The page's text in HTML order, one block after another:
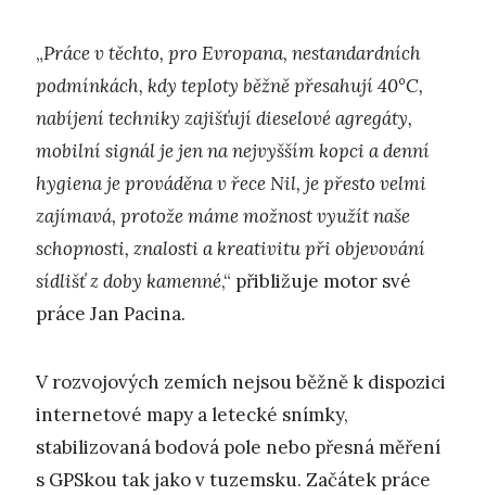
„Práce v těchto, pro Evropana, nestandardních
podmínkách, kdy teploty běžně přesahují 40°C,
nabíjení techniky zajišťují dieselové agregáty,
mobilní signál je jen na nejvyšším kopci a denní
hygiena je prováděna v řece Nil, je přesto velmi
zajímavá, protože máme možnost využít naše
schopnosti, znalosti a kreativitu při objevování
sídlišť z doby kamenné,“ přibližuje motor své
práce Jan Pacina.
V rozvojových zemích nejsou běžně k dispozici
internetové mapy a letecké snímky,
stabilizovaná bodová pole nebo přesná měření
s GPSkou tak jako v tuzemsku. Začátek práce